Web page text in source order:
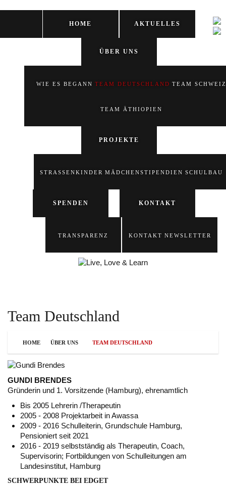
HOME AKTUELLES
ÜBER UNS
WIE ES BEGANN TEAM DEUTSCHLAND TEAM SCHWEIZ
TEAM ÄTHIOPIEN
PROJEKTE
STRASSENKINDER MÄDCHENSTIPENDIEN SCHULBAU
SPENDEN
TRANSPARENZ
KONTAKT
KONTAKT NEWSLETTER
Team Deutschland
HOME ÜBER UNS TEAM DEUTSCHLAND
GUNDI BRENDES
Gründerin und 1. Vorsitzende (Hamburg), ehrenamtlich
Bis 2005 Lehrerin /Therapeutin
2005 - 2008 Projektarbeit in Awassa
2009 - 2016 Schulleiterin, Grundschule Hamburg,
Pensioniert seit 2021
2016 - 2019 selbstständig als Therapeutin, Coach,
Supervisorin; Fortbildungen von Schulleitungen am
Landesinstitut, Hamburg
SCHWERPUNKTE BEI EDGET